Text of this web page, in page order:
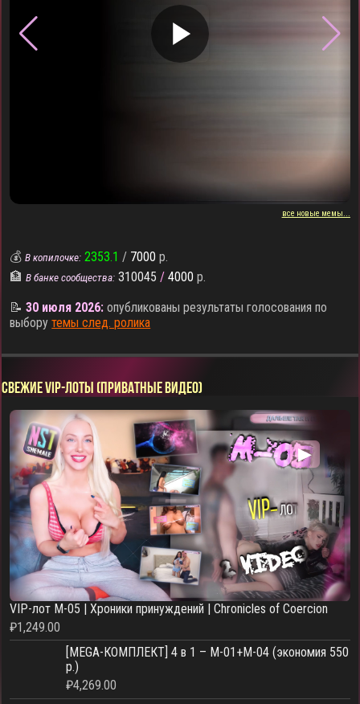
▶
все новые мемы...
💰В копилочке: 2353.1 / 7000 р.
🏦В банке сообщества: 310045 / 4000 р.
📝30 июля 2026: опубликованы результаты голосования по
выборутемы след. ролика
СВЕЖИЕ VIP-ЛОТЫ (ПРИВАТНЫЕ ВИДЕО)
▶
VIP-лот M-05 | Хроники принуждений | Chronicles of Coercion
₽1,249.00
[MEGA-КОМПЛЕКТ] 4 в 1 – M-01+M-04 (экономия 550
р.)
₽4,269.00